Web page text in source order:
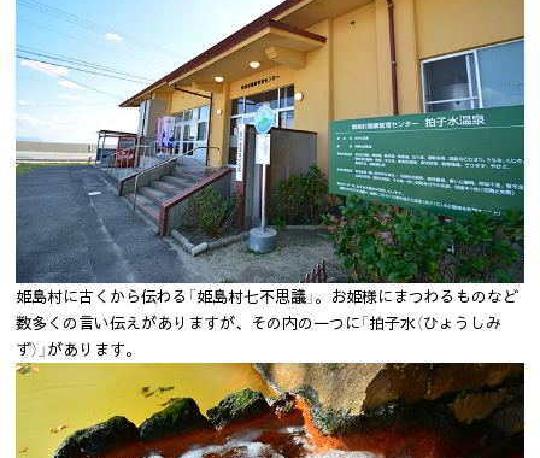
姫島村に古くから伝わる「姫島村七不思議」。お姫様にまつわるものなど
数多くの言い伝えがありますが、その内の一つに「拍子水（ひょうしみ
ず）」があります。